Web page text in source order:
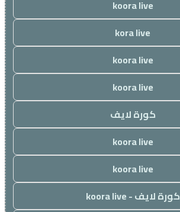
koora live
kora live
koora live
koora live
كورة لايف
koora live
koora live
كورة لايف - koora live